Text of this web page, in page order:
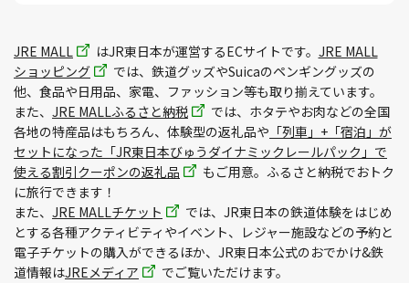
JRE MALL はJR東日本が運営するECサイトです。 JRE MALL
ショッピング
では、鉄道グッズやSuicaのペンギングッズの
他、食品や日用品、家電、ファッション等も取り揃えています。
また、 JRE MALLふるさと納税
では、ホタテやお肉などの全国
各地の特産品はもちろん、体験型の返礼品や 「列車」+「宿泊」が
セットになった「JR東日本びゅうダイナミックレールパック」で
使える割引クーポンの返礼品
もご用意。ふるさと納税でおトク
に旅行できます！
また、 JRE MALLチケット
では、JR東日本の鉄道体験をはじめ
とする各種アクティビティやイベント、レジャー施設などの予約と
電子チケットの購入ができるほか、JR東日本公式のおでかけ&鉄
道情報はJREメディア でご覧いただけます。